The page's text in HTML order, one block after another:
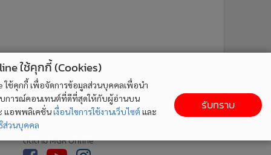
ติดตาม MGR Online
ใช้คุกกี้ (Cookies)
ใช้คุกกี้ เพื่อจัดการข้อมูลส่วนบุคคลเพื่อนำ
การณ์คอนเทนต์ที่ดีที่สุดให้กับผู้อ่านบน
แอพพลิเคชั่นเงื่อนไขการใช้งานเว็บไซต์ และ
ส่วนบุคคล
รับทราบ